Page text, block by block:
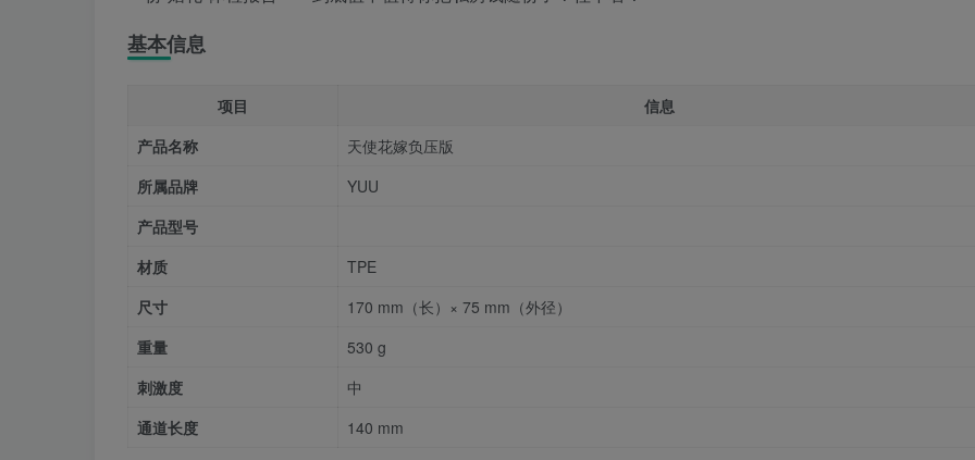
基本信息
项目
信息
产品名称
天使花嫁负压版
所属品牌
YUU
产品型号
材质
TPE
尺寸
170 mm（长）× 75 mm（外径）
重量
530 g
刺激度
中
通道长度
140 mm